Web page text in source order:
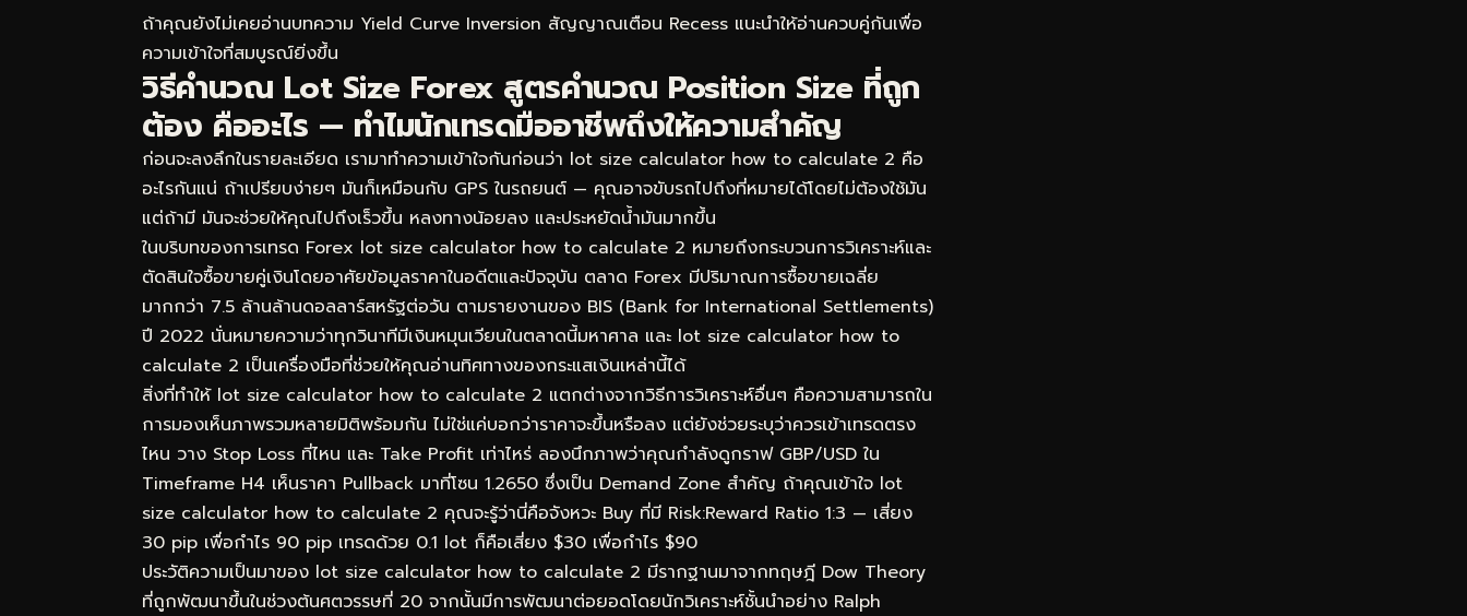
ถ้าคุณยังไม่เคยอ่านบทความ Yield Curve Inversion สัญญาณเตือน Recess แนะนำให้อ่านควบคู่กันเพื่อ
ความเข้าใจที่สมบูรณ์ยิ่งขึ้น
วิธีคำนวณ Lot Size Forex สูตรคำนวณ Position Size ที่ถูก
ต้อง คืออะไร — ทำไมนักเทรดมืออาชีพถึงให้ความสำคัญ
ก่อนจะลงลึกในรายละเอียด เรามาทำความเข้าใจกันก่อนว่า lot size calculator how to calculate 2 คือ
อะไรกันแน่ ถ้าเปรียบง่ายๆ มันก็เหมือนกับ GPS ในรถยนต์ — คุณอาจขับรถไปถึงที่หมายได้โดยไม่ต้องใช้มัน
แต่ถ้ามี มันจะช่วยให้คุณไปถึงเร็วขึ้น หลงทางน้อยลง และประหยัดน้ำมันมากขึ้น
ในบริบทของการเทรด Forex lot size calculator how to calculate 2 หมายถึงกระบวนการวิเคราะห์และ
ตัดสินใจซื้อขายคู่เงินโดยอาศัยข้อมูลราคาในอดีตและปัจจุบัน ตลาด Forex มีปริมาณการซื้อขายเฉลี่ย
มากกว่า 7.5 ล้านล้านดอลลาร์สหรัฐต่อวัน ตามรายงานของ BIS (Bank for International Settlements)
ปี 2022 นั่นหมายความว่าทุกวินาทีมีเงินหมุนเวียนในตลาดนี้มหาศาล และ lot size calculator how to
calculate 2 เป็นเครื่องมือที่ช่วยให้คุณอ่านทิศทางของกระแสเงินเหล่านี้ได้
สิ่งที่ทำให้ lot size calculator how to calculate 2 แตกต่างจากวิธีการวิเคราะห์อื่นๆ คือความสามารถใน
การมองเห็นภาพรวมหลายมิติพร้อมกัน ไม่ใช่แค่บอกว่าราคาจะขึ้นหรือลง แต่ยังช่วยระบุว่าควรเข้าเทรดตรง
ไหน วาง Stop Loss ที่ไหน และ Take Profit เท่าไหร่ ลองนึกภาพว่าคุณกำลังดูกราฟ GBP/USD ใน
Timeframe H4 เห็นราคา Pullback มาที่โซน 1.2650 ซึ่งเป็น Demand Zone สำคัญ ถ้าคุณเข้าใจ lot
size calculator how to calculate 2 คุณจะรู้ว่านี่คือจังหวะ Buy ที่มี Risk:Reward Ratio 1:3 — เสี่ยง
30 pip เพื่อกำไร 90 pip เทรดด้วย 0.1 lot ก็คือเสี่ยง $30 เพื่อกำไร $90
ประวัติความเป็นมาของ lot size calculator how to calculate 2 มีรากฐานมาจากทฤษฎี Dow Theory
ที่ถูกพัฒนาขึ้นในช่วงต้นศตวรรษที่ 20 จากนั้นมีการพัฒนาต่อยอดโดยนักวิเคราะห์ชั้นนำอย่าง Ralph